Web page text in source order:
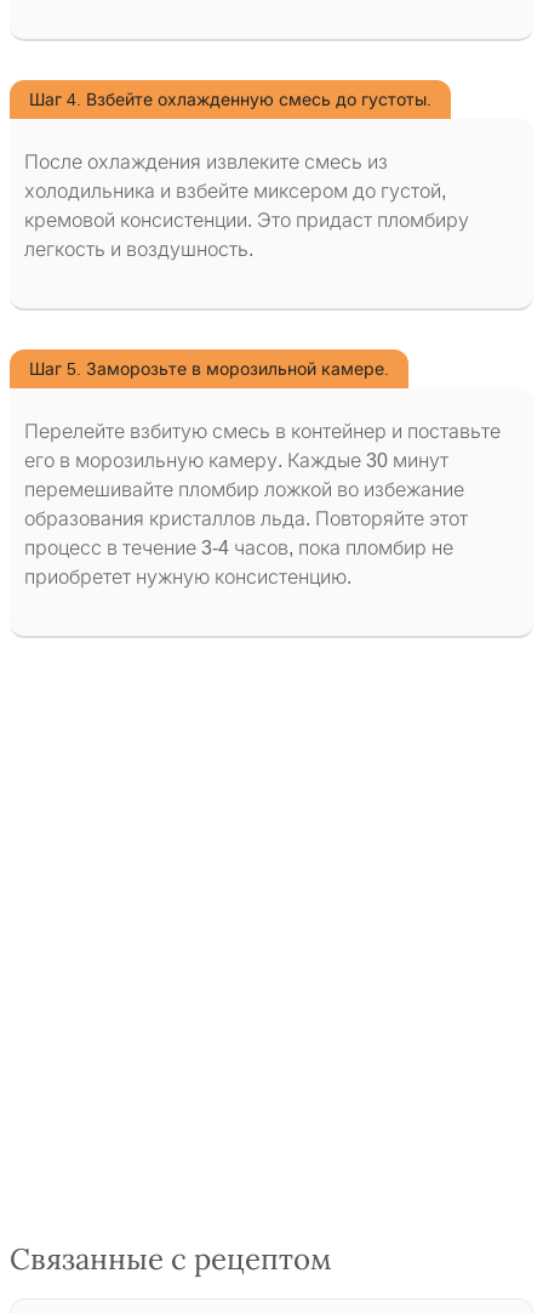
Шаг 4. Взбейте охлажденную смесь до густоты.
После охлаждения извлеките смесь из
холодильника и взбейте миксером до густой,
кремовой консистенции. Это придаст пломбиру
легкость и воздушность.
Шаг 5. Заморозьте в морозильной камере.
Перелейте взбитую смесь в контейнер и поставьте
его в морозильную камеру. Каждые 30 минут
перемешивайте пломбир ложкой во избежание
образования кристаллов льда. Повторяйте этот
процесс в течение 3-4 часов, пока пломбир не
приобретет нужную консистенцию.
Связанные с рецептом